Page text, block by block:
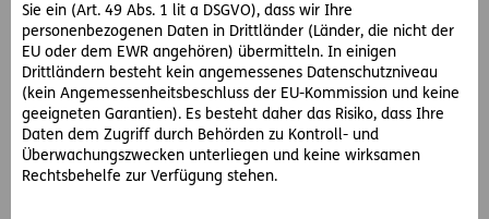
Sie ein (Art. 49 Abs. 1 lit a DSGVO), dass wir Ihre
personenbezogenen Daten in Drittländer (Länder, die nicht der
EU oder dem EWR angehören) übermitteln. In einigen
Drittländern besteht kein angemessenes Datenschutzniveau
(kein Angemessenheitsbeschluss der EU-Kommission und keine
geeigneten Garantien). Es besteht daher das Risiko, dass Ihre
Daten dem Zugriff durch Behörden zu Kontroll- und
Überwachungszwecken unterliegen und keine wirksamen
Rechtsbehelfe zur Verfügung stehen.
Die Haftpflichtversicherung des Hausbesitzers erklärt sich
dazu bereit, die Schadenersatzforderung zu bezahlen und
schlägt eine außergerichtliche Einigung vor. Herr R. ist mit
dem Vorschlag einverstanden, da er sich den Gang vor
Gericht ersparen möchte.
Die D.A.S. übernimmt die Kosten der Vertretung durch den